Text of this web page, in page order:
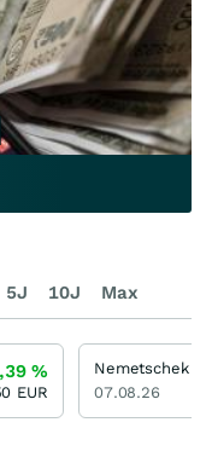
5J 10J Max
%
EUR
Nemetschek
07.08.26